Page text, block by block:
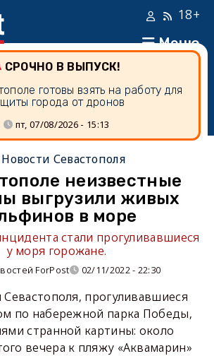
Меню
18+
СРОЧНО В ВЫПУСК!
готовы взять на работу для
города от дронов
пт, 07/08/2026 - 15:13
Новости Севастополя
неизвестные
выгрузили живых
в море
стали прогуливавшиеся
у моря горожане.
ForPost 02/11/2022 - 22:30
прогуливавшиеся
по набережной парка Победы,
странной картины: около
вечера к пляжу «Аквамарин»